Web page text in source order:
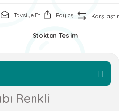
Tavsiye Et Paylaş Karşılaştır
Stoktan Teslim
Renkli